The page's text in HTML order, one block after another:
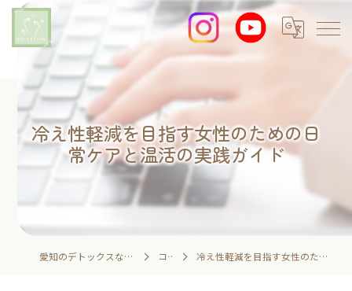
冷え性軽減を目指す女性のための日
常ケアと温活の実践ガイド
愛知のデトックスなら足湯とイネイトの家 コラム 冷え性軽減を目指す女性のための日常ケアと温活の実践ガイド